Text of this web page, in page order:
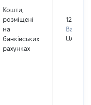
Кошти,
розміщені
на
банківських
рахунках
125
Валюта:
UAH